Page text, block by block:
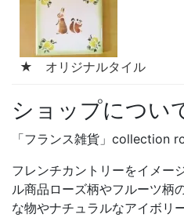
★ オリジナルタイル
ショップについ
「フランス雑貨」collection
フレンチカントリーをイメー
ル商品ローズ柄やフルーツ柄
な物やナチュラルなアイボリ